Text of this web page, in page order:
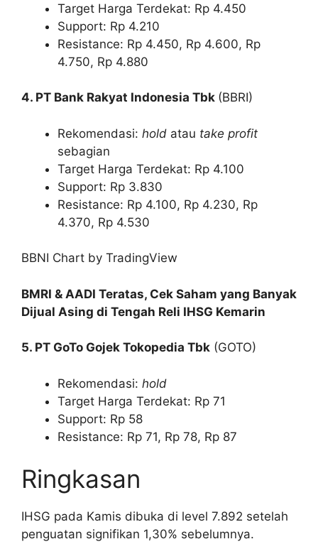
Target Harga Terdekat: Rp 4.450
Support: Rp 4.210
Resistance: Rp 4.450, Rp 4.600, Rp
4.750, Rp 4.880
4. PT Bank Rakyat Indonesia Tbk (BBRI)
Rekomendasi: hold atau take profit
sebagian
Target Harga Terdekat: Rp 4.100
Support: Rp 3.830
Resistance: Rp 4.100, Rp 4.230, Rp
4.370, Rp 4.530
BBNI Chart by TradingView
BMRI & AADI Teratas, Cek Saham yang Banyak
Dijual Asing di Tengah Reli IHSG Kemarin
5. PT GoTo Gojek Tokopedia Tbk (GOTO)
Rekomendasi: hold
Target Harga Terdekat: Rp 71
Support: Rp 58
Resistance: Rp 71, Rp 78, Rp 87
Ringkasan
IHSG pada Kamis dibuka di level 7.892 setelah
penguatan signifikan 1,30% sebelumnya.